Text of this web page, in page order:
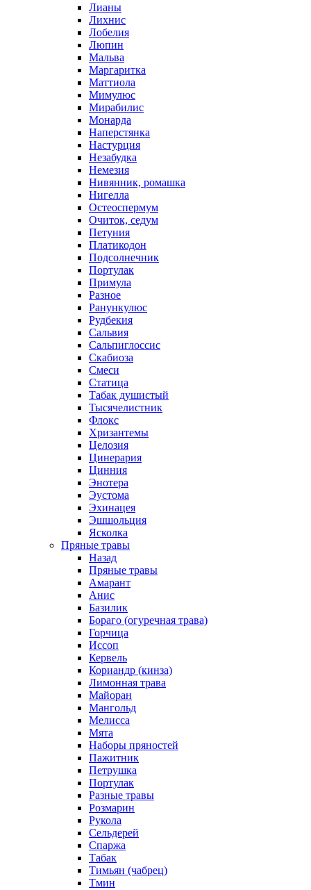
Лианы
Лихнис
Лобелия
Люпин
Мальва
Маргаритка
Маттиола
Мимулюс
Мирабилис
Монарда
Наперстянка
Настурция
Незабудка
Немезия
Нивянник, ромашка
Нигелла
Остеоспермум
Очиток, седум
Петуния
Платикодон
Подсолнечник
Портулак
Примула
Разное
Ранункулюс
Рудбекия
Сальвия
Сальпиглоссис
Скабиоза
Смеси
Статица
Табак душистый
Тысячелистник
Флокс
Хризантемы
Целозия
Цинерария
Цинния
Энотера
Эустома
Эхинацея
Эшшольция
Ясколка
Пряные травы
Назад
Пряные травы
Амарант
Анис
Базилик
Бораго (огуречная трава)
Горчица
Иссоп
Кервель
Кориандр (кинза)
Лимонная трава
Майоран
Мангольд
Мелисса
Мята
Наборы пряностей
Пажитник
Петрушка
Портулак
Разные травы
Розмарин
Рукола
Сельдерей
Спаржа
Табак
Тимьян (чабрец)
Тмин